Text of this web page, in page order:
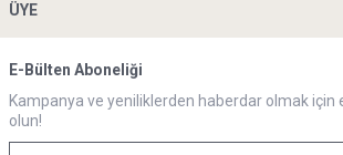
ÜYE
E-Bülten Aboneliği
Kampanya ve yeniliklerden haberdar olmak
olun!